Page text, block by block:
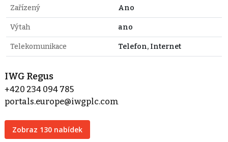
Zařízený Ano
Výtah ano
Telekomunikace Telefon, Internet
IWG Regus
+420 234 094 785
portals.europe@iwgplc.com
Zobraz 130 nabídek